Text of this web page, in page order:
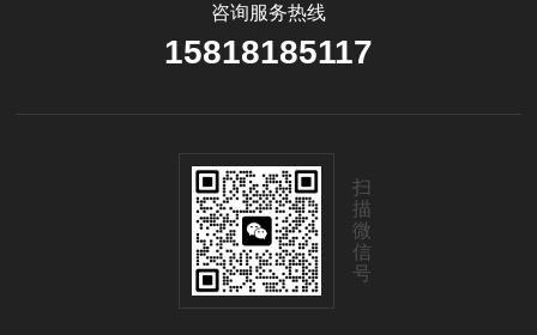
咨询服务热线
15818185117
扫
描
微
信
号